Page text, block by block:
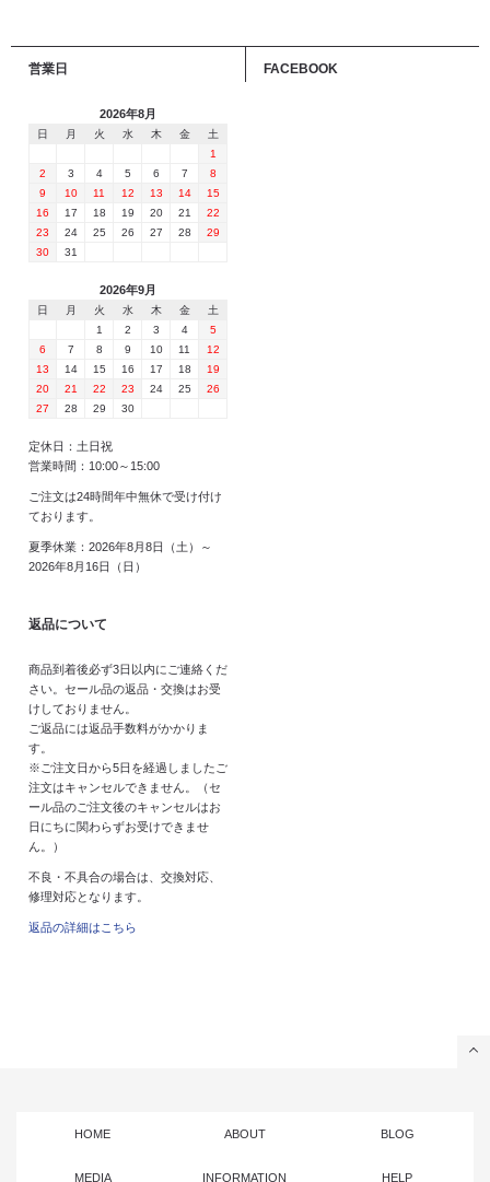
営業日
2026年8月
日 月 火 水 木 金
土
1
2
3 4 5 6 7
8
9
10 11 12 13 14
15
16
17 18 19 20 21
22
23
24 25 26 27 28
29
30
31
2026年9月
日 月 火 水 木 金
土
1
2 3 4
5
6
7 8 9 10 11
12
13
14 15 16 17 18
19
20
21 22 23 24 25
26
27
28 29 30
定休日：土日祝
営業時間：10:00～15:00
ご注文は24時間年中無休で受け付け
ております。
夏季休業：2026年8月8日（土）～
2026年8月16日（日）
返品について
商品到着後必ず3日以内にご連絡くだ
さい。セール品の返品・交換はお受
けしておりません。
ご返品には返品手数料がかかりま
す。
※ご注文日から5日を経過しましたご
注文はキャンセルできません。（セ
ール品のご注文後のキャンセルはお
日にちに関わらずお受けできませ
ん。）
不良・不具合の場合は、交換対応、
修理対応となります。
返品の詳細はこちら
FACEBOOK
HOME ABOUT BLOG
MEDIA INFORMATION HELP